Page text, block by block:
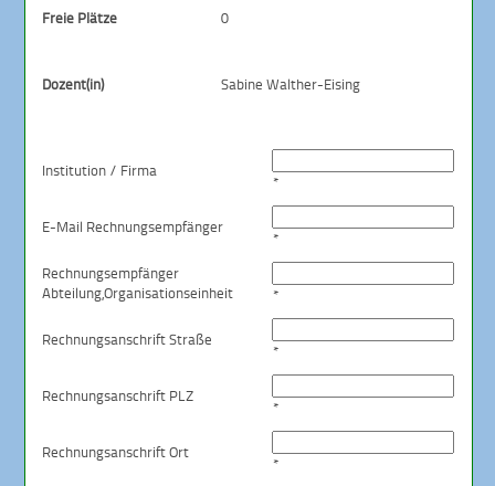
Freie Plätze 0
Dozent(in) Sabine Walther-Eising
Institution / Firma
*
E-Mail Rechnungsempfänger
*
Rechnungsempfänger
Abteilung,Organisationseinheit *
Rechnungsanschrift Straße
*
Rechnungsanschrift PLZ
*
Rechnungsanschrift Ort
*